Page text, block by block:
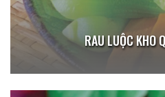
RAU LUỘC KHO